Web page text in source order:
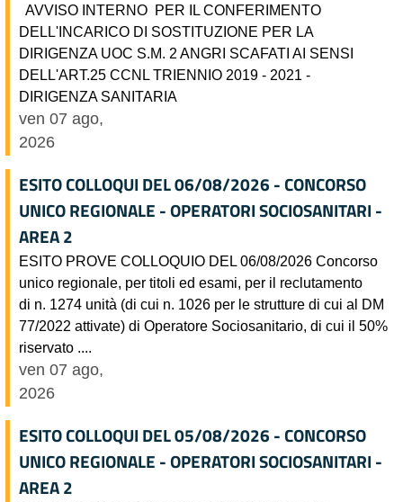
AVVISO INTERNO PER IL CONFERIMENTO
DELL'INCARICO DI SOSTITUZIONE PER LA
DIRIGENZA UOC S.M. 2 ANGRI SCAFATI AI SENSI
DELL'ART.25 CCNL TRIENNIO 2019 - 2021 -
DIRIGENZA SANITARIA
ven 07 ago,
2026
ESITO COLLOQUI DEL 06/08/2026 - CONCORSO
UNICO REGIONALE - OPERATORI SOCIOSANITARI -
AREA 2
ESITO PROVE COLLOQUIO DEL 06/08/2026 Concorso
unico regionale, per titoli ed esami, per il reclutamento
di n. 1274 unità (di cui n. 1026 per le strutture di cui al DM
77/2022 attivate) di Operatore Sociosanitario, di cui il 50%
riservato ....
ven 07 ago,
2026
ESITO COLLOQUI DEL 05/08/2026 - CONCORSO
UNICO REGIONALE - OPERATORI SOCIOSANITARI -
AREA 2